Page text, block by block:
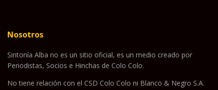
Nosotros
Sintonía Alba no es un sitio oficial, es un medio creado por
Periodistas, Socios e Hinchas de Colo Colo.
No tiene relación con el CSD Colo Colo ni Blanco & Negro S.A.